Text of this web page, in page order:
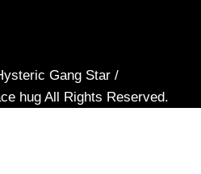
Gang Star /
hug All Rights Reserved.